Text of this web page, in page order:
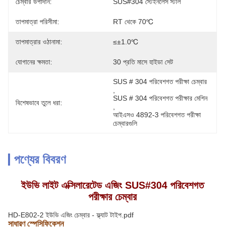
তাপমাত্রা পরিসীমা: RT থেকে 70℃
তাপমাত্রার ওঠানামা: ≤±1.0℃
যোগানের ক্ষমতা: 30 প্রতি মাসে হাইডা সেট
বিশেষভাবে তুলে ধরা:
SUS # 304 পরিবেশগত পরীক্ষা চেম্বার
SUS # 304 পরিবেশগত পরীক্ষার মেশিন
আইএসও 4892-3 পরিবেশগত পরীক্ষা
চেম্বারগুলি
পণ্যের বিবরণ
ইউভি লাইট এক্সিলারেটেড এজিং SUS#304 পরিবেশগত
পরীক্ষার চেম্বার
HD-E802-2 ইউভি এজিং চেম্বার - ফ্ল্যাট টাইপ.pdf
সাধারণ স্পেসিফিকেশন